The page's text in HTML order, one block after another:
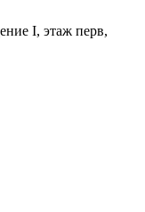
I, этаж перв,